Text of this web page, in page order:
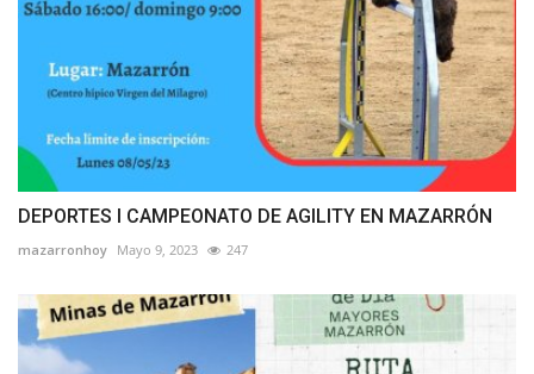
DEPORTES I CAMPEONATO DE AGILITY EN MAZARRÓN
mazarronhoy Mayo 9, 2023 247